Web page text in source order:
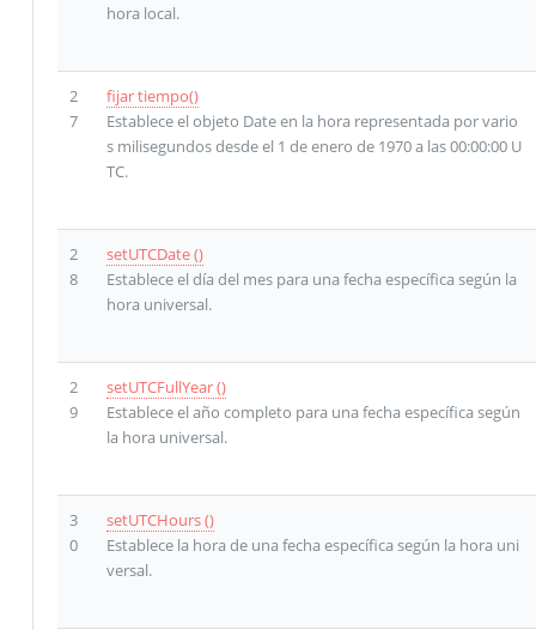
hora local.
2
7
fijar tiempo()
Establece el objeto Date en la hora representada por vario
s milisegundos desde el 1 de enero de 1970 a las 00:00:00 U
TC.
2
8
setUTCDate ()
Establece el día del mes para una fecha específica según la
hora universal.
2
9
setUTCFullYear ()
Establece el año completo para una fecha específica según
la hora universal.
3
0
setUTCHours ()
Establece la hora de una fecha específica según la hora uni
versal.